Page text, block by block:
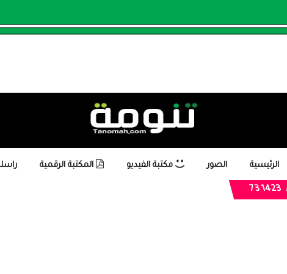
الرئيسية الصور مكتبة الفيديو المكتبة الرقمية
1423 73